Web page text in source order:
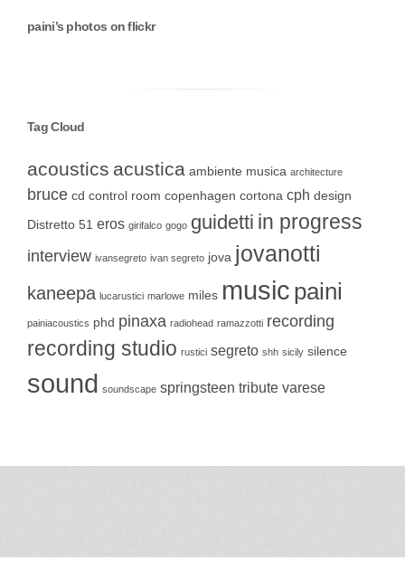
paini’s photos on flickr
Tag Cloud
acoustics acustica ambiente musica architecture
bruce cd control room copenhagen cortona cph design
Distretto 51 eros girifalco gogo guidetti in progress
interview ivansegreto ivan segreto jova jovanotti
kaneepa lucarustici marlowe miles music paini
painiacoustics phd pinaxa radiohead ramazzotti recording
recording studio rustici segreto shh sicily silence
sound soundscape springsteen tribute varese